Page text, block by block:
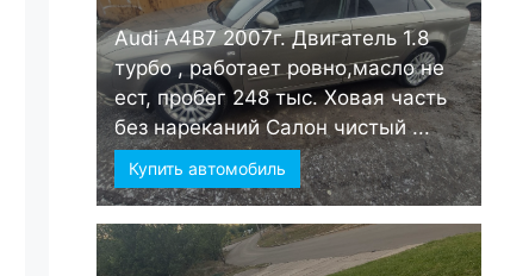
Audi А4B7 2007г. Двигатель 1.8
турбо , работает ровно,масло не
ест, пробег 248 тыс. Ховая часть
без нареканий Салон чистый ...
Купить автомобиль